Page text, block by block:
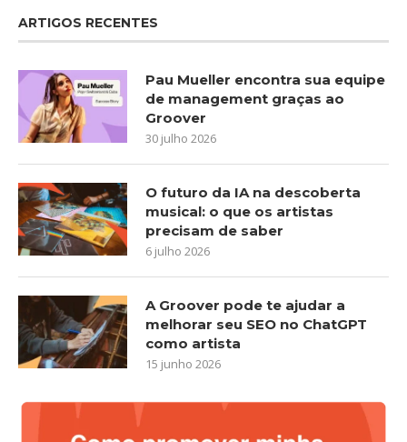
ARTIGOS RECENTES
Pau Mueller encontra sua equipe
de management graças ao
Groover
30 julho 2026
O futuro da IA na descoberta
musical: o que os artistas
precisam de saber
6 julho 2026
A Groover pode te ajudar a
melhorar seu SEO no ChatGPT
como artista
15 junho 2026